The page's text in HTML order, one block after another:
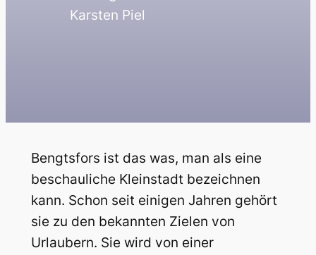
Karsten Piel
Bengtsfors ist das was, man als eine
beschauliche Kleinstadt bezeichnen
kann. Schon seit einigen Jahren gehört
sie zu den bekannten Zielen von
Urlaubern. Sie wird von einer